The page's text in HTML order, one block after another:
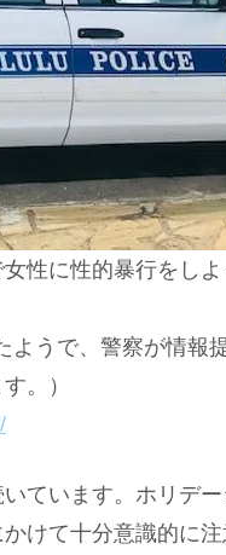
性に性的暴行をし
ようで、警察が情報
。）
ています。ホリデ
けて十分意識的に